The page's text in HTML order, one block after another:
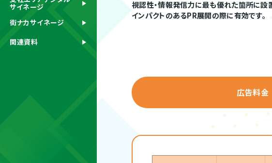
視認性・情報発信力に最も優れた箇所に設
インパクトのあるPR展開の際に有効です。
広告料金
サイネージ
街ナカサイネージ
関連資料